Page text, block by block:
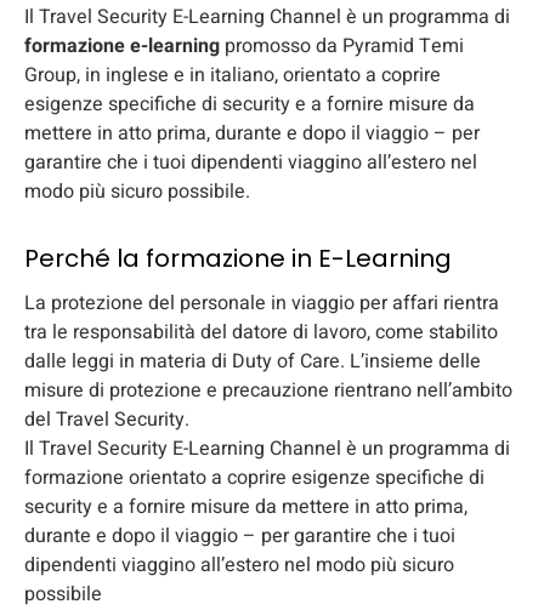
Il Travel Security E-Learning Channel è un programma di
formazione e-learning promosso da Pyramid Temi
Group, in inglese e in italiano, orientato a coprire
esigenze specifiche di security e a fornire misure da
mettere in atto prima, durante e dopo il viaggio – per
garantire che i tuoi dipendenti viaggino all’estero nel
modo più sicuro possibile.
Perché la formazione in E-Learning
La protezione del personale in viaggio per affari rientra
tra le responsabilità del datore di lavoro, come stabilito
dalle leggi in materia di Duty of Care. L’insieme delle
misure di protezione e precauzione rientrano nell’ambito
del Travel Security.
Il Travel Security E-Learning Channel è un programma di
formazione orientato a coprire esigenze specifiche di
security e a fornire misure da mettere in atto prima,
durante e dopo il viaggio – per garantire che i tuoi
dipendenti viaggino all’estero nel modo più sicuro
possibile